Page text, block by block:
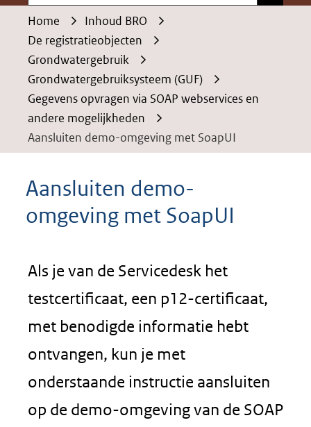
Home
Inhoud BRO
De registratieobjecten
Grondwatergebruik
Grondwatergebruiksysteem (GUF)
Gegevens opvragen via SOAP webservices en
andere mogelijkheden
Aansluiten demo-omgeving met SoapUI
Aansluiten demo-
omgeving met SoapUI
Als je van de Servicedesk het
testcertificaat, een p12-certificaat,
met benodigde informatie hebt
ontvangen, kun je met
onderstaande instructie aansluiten
op de demo-omgeving van de SOAP